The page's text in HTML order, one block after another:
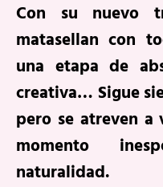
Con su nuevo
matasellan con
una etapa de
creativa… Sigue
pero se atreven a
momento
naturalidad.